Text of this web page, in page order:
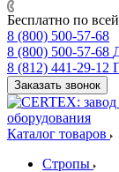
Бесплатно по
8 (800) 500-57-68
8 (800) 500-57-68
8 (812) 441-29-12
Заказать звонок
Каталог товаров
Стропы